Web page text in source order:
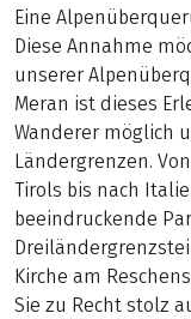
Eine
Diese Annahme
unserer
Meran ist dieses
Wanderer möglich
Ländergrenzen.
Tirols bis nach
beeindruckende
Kirche am
Sie zu Recht stolz